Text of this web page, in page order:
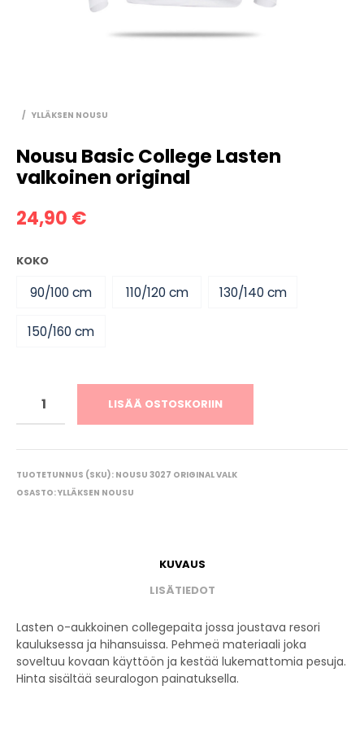
/ YLLÄKSEN NOUSU
Nousu Basic College Lasten
valkoinen original
24,90 €
KOKO
90/100 cm 110/120 cm 130/140 cm
150/160 cm
LISÄÄ OSTOSKORIIN
TUOTETUNNUS (SKU): NOUSU 3027 ORIGINAL VALK
OSASTO:YLLÄKSEN NOUSU
KUVAUS
LISÄTIEDOT
Lasten o-aukkoinen collegepaita jossa joustava resori
kauluksessa ja hihansuissa. Pehmeä materiaali joka
soveltuu kovaan käyttöön ja kestää lukemattomia pesuja.
Hinta sisältää seuralogon painatuksella.